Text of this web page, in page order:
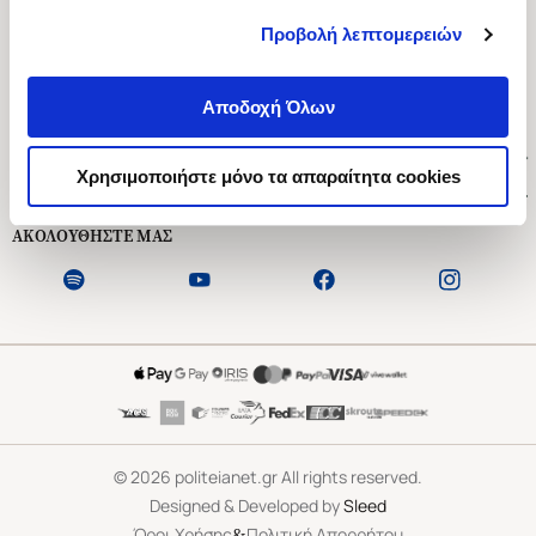
Προβολή λεπτομερειών
Αποδοχή Όλων
Χρησιμοποιήστε μόνο τα απαραίτητα cookies
Ασκληπιού 1-3, Αθήνα 106 79
Δευτέρα - Παρασκευή 09:00-21:00
Εξυπηρέτηση Πελατών
ΑΚΟΛΟΥΘΗΣΤΕ ΜΑΣ
©2026 politeianet.gr All rights reserved.
Designed & Developed bySleed